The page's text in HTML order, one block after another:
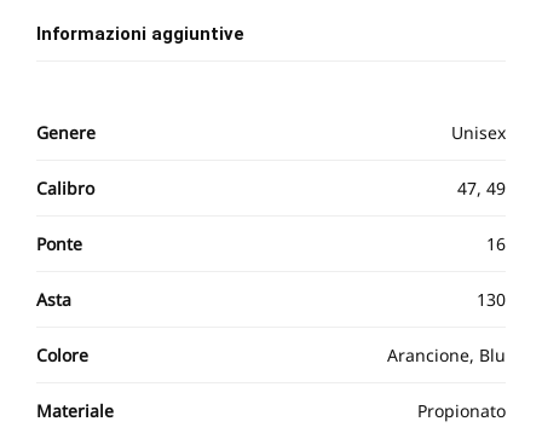
Informazioni aggiuntive
Genere Unisex
Calibro 47, 49
Ponte 16
Asta 130
Colore Arancione, Blu
Materiale Propionato